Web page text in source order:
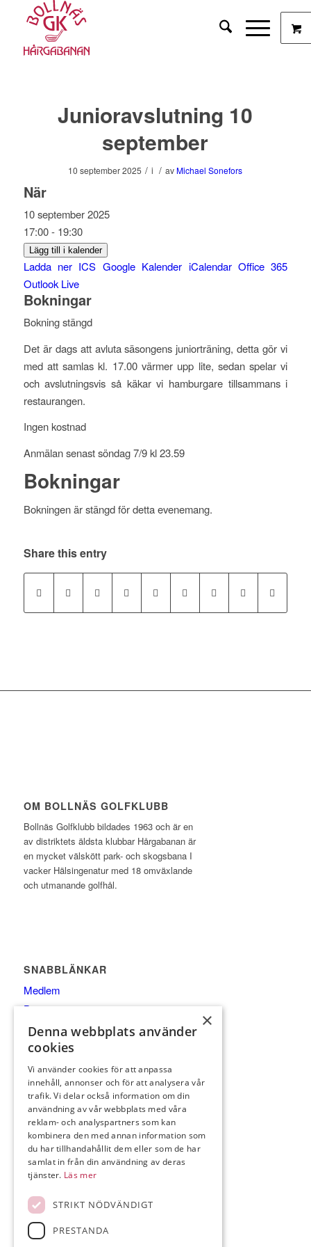
Junioravslutning 10
september
10 september 2025 / i / av Michael Sonefors
När
10 september 2025
17:00 - 19:30
Lägg till i kalender
Ladda ner ICS Google Kalender iCalendar Office 365
Outlook Live
Bokningar
Bokning stängd
Det är dags att avluta säsongens juniorträning, detta gör vi
med att samlas kl. 17.00 värmer upp lite, sedan spelar vi
och avslutningsvis så käkar vi hamburgare tillsammans i
restaurangen.
Ingen kostnad
Anmälan senast söndag 7/9 kl 23.59
Bokningar
Bokningen är stängd för detta evenemang.
Share this entry
OM BOLLNÄS GOLFKLUBB
Bollnäs Golfklubb bildades 1963 och är en
av distriktets äldsta klubbar Hårgabanan är
en mycket välskött park- och skogsbana I
vacker Hälsingenatur med 18 omväxlande
och utmanande golfhål.
SNABBLÄNKAR
Medlem
Bana
Klubben
Boende
KONTAKTA OSS
Bollnäs GK – Norrfly 4526
823 91 Kilafors
Telefon: 0278-65 05 40
E-post:info@bollnasgk.com
×
Denna webbplats använder
cookies
Vi använder cookies för att anpassa
innehåll, annonser och för att analysera vår
trafik. Vi delar också information om din
användning av vår webbplats med våra
reklam- och analyspartners som kan
kombinera den med annan information som
du har tillhandahållit dem eller som de har
samlat in från din användning av deras
tjänster. Läs mer
STRIKT NÖDVÄNDIGT
PRESTANDA